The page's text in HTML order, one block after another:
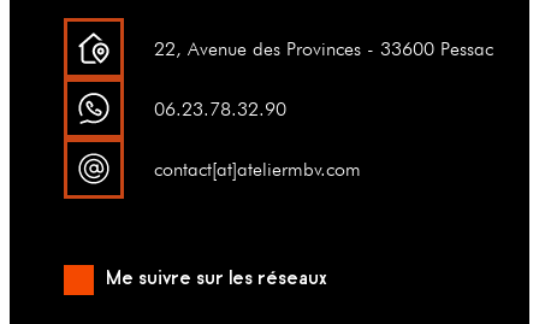
22, Avenue des Provinces - 33600 Pessac
06.23.78.32.90
contact[at]ateliermbv.com
Me suivre sur les réseaux